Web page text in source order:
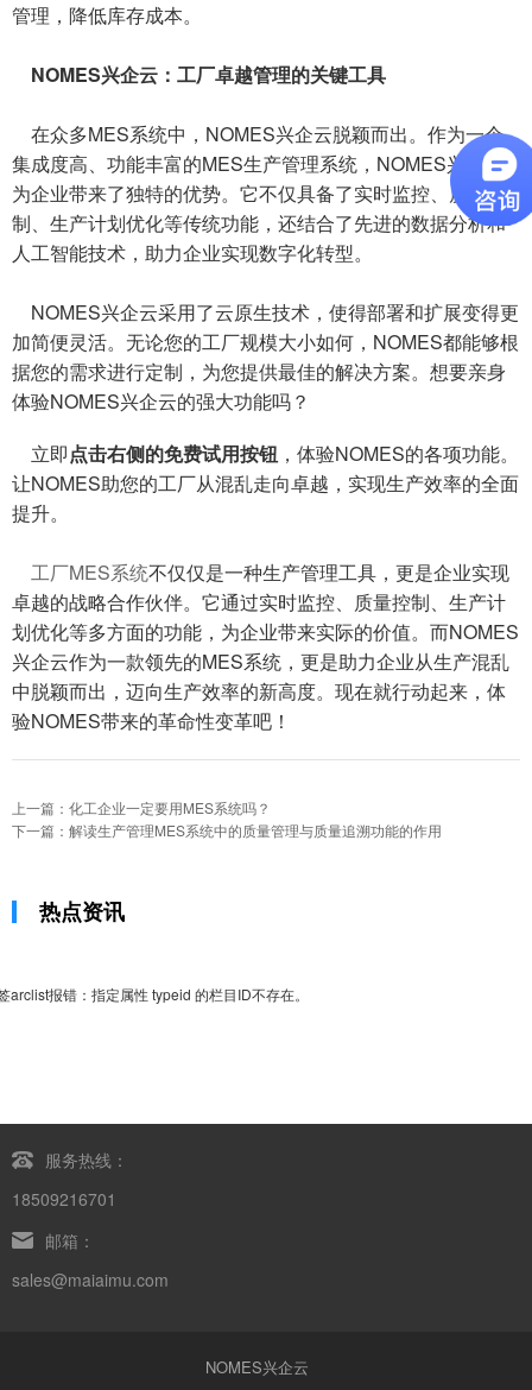
管理，降低库存成本。
NOMES兴企云：工厂卓越管理的关键工具
在众多MES系统中，NOMES兴企云脱颖而出。作为一个
集成度高、功能丰富的MES生产管理系统，NOMES兴企云
为企业带来了独特的优势。它不仅具备了实时监控、质量控
制、生产计划优化等传统功能，还结合了先进的数据分析和
人工智能技术，助力企业实现数字化转型。
NOMES兴企云采用了云原生技术，使得部署和扩展变得更
加简便灵活。无论您的工厂规模大小如何，NOMES都能够根
据您的需求进行定制，为您提供最佳的解决方案。想要亲身
体验NOMES兴企云的强大功能吗？
立即点击右侧的免费试用按钮 ，体验NOMES的各项功能。
让NOMES助您的工厂从混乱走向卓越，实现生产效率的全面
提升。
工厂MES系统不仅仅是一种生产管理工具，更是企业实现
卓越的战略合作伙伴。它通过实时监控、质量控制、生产计
划优化等多方面的功能，为企业带来实际的价值。而NOMES
兴企云作为一款领先的MES系统，更是助力企业从生产混乱
中脱颖而出，迈向生产效率的新高度。现在就行动起来，体
验NOMES带来的革命性变革吧！
上一篇：化工企业一定要用MES系统吗？
下一篇：解读生产管理MES系统中的质量管理与质量追溯功能的作用
热点资讯
arclist报错：指定属性 typeid 的栏目ID不存在。
服务热线：
18509216701
邮箱：
sales@maiaimu.com
NOMES兴企云